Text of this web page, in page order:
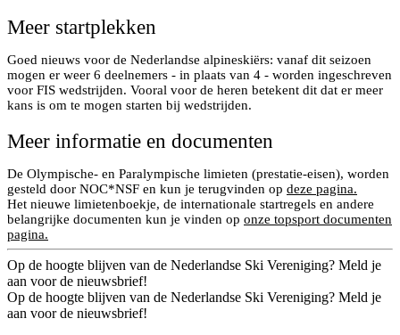
Meer startplekken
Goed nieuws voor de Nederlandse alpineskiërs: vanaf dit seizoen
mogen er weer 6 deelnemers - in plaats van 4 - worden ingeschreven
voor FIS wedstrijden. Vooral voor de heren betekent dit dat er meer
kans is om te mogen starten bij wedstrijden.
Meer informatie en documenten
De Olympische- en Paralympische limieten (prestatie-eisen), worden
gesteld door NOC*NSF en kun je terugvinden op deze pagina.
Het nieuwe limietenboekje, de internationale startregels en andere
belangrijke documenten kun je vinden op onze topsport documenten
pagina.
Op de hoogte blijven van de Nederlandse Ski Vereniging? Meld je
aan voor de nieuwsbrief!
Op de hoogte blijven van de Nederlandse Ski Vereniging? Meld je
aan voor de nieuwsbrief!